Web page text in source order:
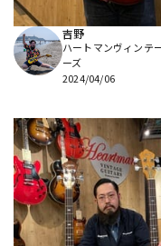
吉野
ハートマンヴィンテ
ーズ
2024/04/06